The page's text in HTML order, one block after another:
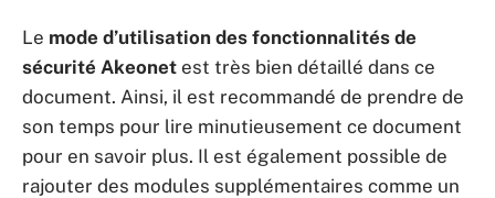
Le mode d’utilisation des fonctionnalités de
sécurité Akeonet est très bien détaillé dans ce
document. Ainsi, il est recommandé de prendre de
son temps pour lire minutieusement ce document
pour en savoir plus. Il est également possible de
rajouter des modules supplémentaires comme un